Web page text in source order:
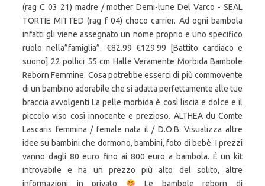
Le bambole reborn di